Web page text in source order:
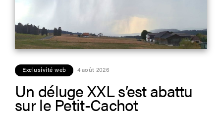
Exclusivité web 4 août 2026
Un déluge XXL s’est abattu
sur le Petit-Cachot